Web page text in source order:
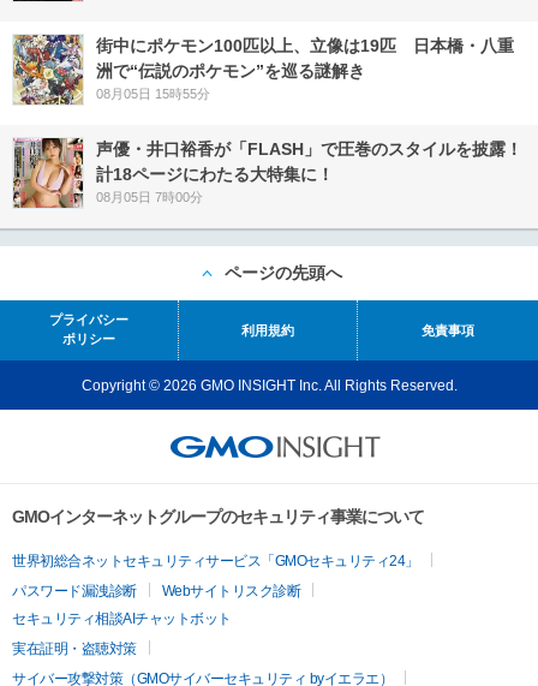
街中にポケモン100匹以上、立像は19匹 日本橋・八重
洲で“伝説のポケモン”を巡る謎解き
08月05日 15時55分
声優・井口裕香が「FLASH」で圧巻のスタイルを披露！
計18ページにわたる大特集に！
08月05日 7時00分
ページの先頭へ
プライバシー
ポリシー
利用規約 免責事項
Copyright © 2026 GMO INSIGHT Inc. All Rights Reserved.
GMOインターネットグループのセキュリティ事業について
世界初総合ネットセキュリティサービス「GMOセキュリティ24」
パスワード漏洩診断
Webサイトリスク診断
セキュリティ相談AIチャットボット
実在証明・盗聴対策
サイバー攻撃対策（GMOサイバーセキュリティ byイエラエ）